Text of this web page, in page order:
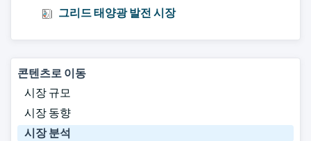
그리드 태양광 발전 시장
콘텐츠로 이동
시장 규모
시장 동향
시장 분석